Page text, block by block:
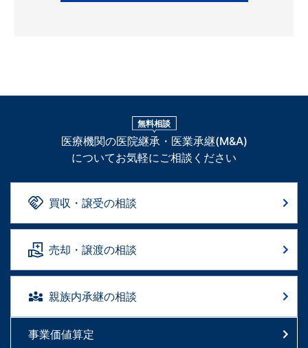
無料相談
医療機関の医院継承・医業承継(M&A)
についてお気軽にご相談ください
買収・譲受の相談
売却・譲渡の相談
親族内承継の相談
事業価値算定